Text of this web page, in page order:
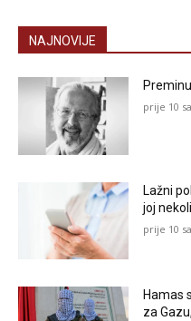
NAJNOVIJE
prije 10
Lažni
joj
prije 10
Hamas
za